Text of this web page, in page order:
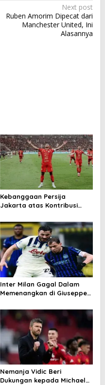
Next post
Ruben Amorim Dipecat dari
Manchester United, Ini
Alasannya
Kebanggaan Persija
Jakarta atas Kontribusi
Inter Milan Gagal Dalam
Memenangkan di Giuseppe
Nemanja Vidic Beri
Dukungan kepada Michael